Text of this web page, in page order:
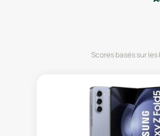
Scores basés sur